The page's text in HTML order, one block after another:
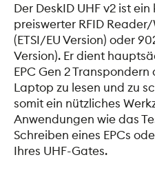
Der DeskID UHF v2 ist
preiswerter RFID
(ETSI/EU Version) oder
Version). Er dient
EPC Gen 2
Laptop zu lesen und zu
somit ein nützliches
Anwendungen wie das
Schreiben eines EPCs
Ihres UHF-Gates.